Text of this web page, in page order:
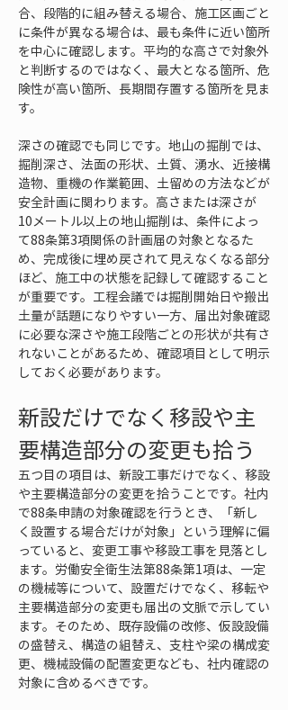
合、段階的に組み替える場合、施工区画ごと
に条件が異なる場合は、最も条件に近い箇所
を中心に確認します。平均的な高さで対象外
と判断するのではなく、最大となる箇所、危
険性が高い箇所、長期間存置する箇所を見ま
す。
深さの確認でも同じです。地山の掘削では、
掘削深さ、法面の形状、土質、湧水、近接構
造物、重機の作業範囲、土留めの方法などが
安全計画に関わります。高さまたは深さが
10メートル以上の地山掘削は、条件によっ
て88条第3項関係の計画届の対象となるた
め、完成後に埋め戻されて見えなくなる部分
ほど、施工中の状態を記録して確認すること
が重要です。工程会議では掘削開始日や搬出
土量が話題になりやすい一方、届出対象確認
に必要な深さや施工段階ごとの形状が共有さ
れないことがあるため、確認項目として明示
しておく必要があります。
新設だけでなく移設や主
要構造部分の変更も拾う
五つ目の項目は、新設工事だけでなく、移設
や主要構造部分の変更を拾うことです。社内
で88条申請の対象確認を行うとき、「新し
く設置する場合だけが対象」という理解に偏
っていると、変更工事や移設工事を見落とし
ます。労働安全衛生法第88条第1項は、一定
の機械等について、設置だけでなく、移転や
主要構造部分の変更も届出の文脈で示してい
ます。そのため、既存設備の改修、仮設設備
の盛替え、構造の組替え、支柱や梁の構成変
更、機械設備の配置変更なども、社内確認の
対象に含めるべきです。